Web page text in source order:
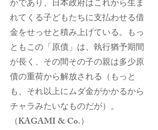
かであり、日本政府はこれから生ま
れてくる子どもたちに支払わせる借
金をせっせと積み上げている。もっ
ともこの「原債」は、執行猶予期間
が長く、その間その子の親は多少原
債の重荷から解放される（もっと
も、それ以上にムダ金がかかるから
チャラみたいなものだが）。
（KAGAMI & Co.）